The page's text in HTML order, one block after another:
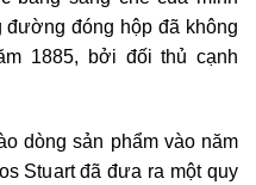
đường đóng hộp đã không
1885, bởi đối thủ cạnh
dòng sản phẩm vào năm
Stuart đã đưa ra một quy